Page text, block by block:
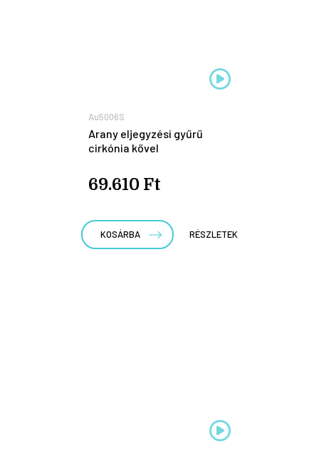
Au5006S
Arany eljegyzési gyűrű
cirkónia kővel
69.610 Ft
KOSÁRBA RÉSZLETEK